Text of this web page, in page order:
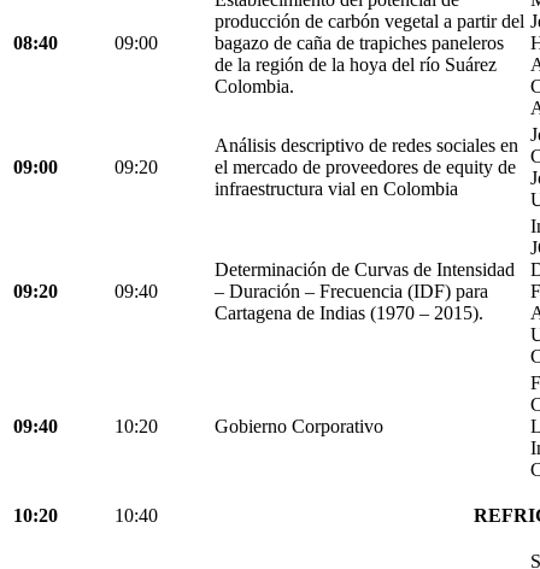
08:40 09:00
producción de carbón vegetal a partir del
bagazo de caña de trapiches paneleros
de la región de la hoya del río Suárez
Colombia.
09:00 09:20
Análisis descriptivo de redes sociales en
el mercado de proveedores de equity de
infraestructura vial en Colombia
09:20 09:40
Determinación de Curvas de Intensidad
– Duración – Frecuencia (IDF) para
Cartagena de Indias (1970 – 2015).
09:40 10:20 Gobierno Corporativo
10:20 10:40